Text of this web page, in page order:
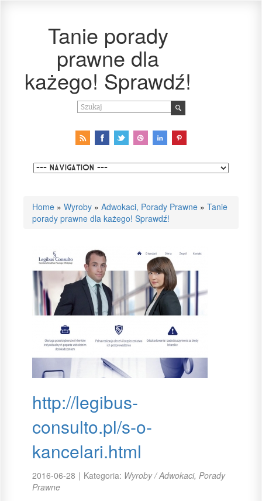
Tanie porady
prawne dla
każego! Sprawdź!
Home » Wyroby » Adwokaci, Porady Prawne » Tanie
porady prawne dla każego! Sprawdź!
http://legibus-
consulto.pl/s-o-
kancelari.html
2016-06-28 | Kategoria: Wyroby / Adwokaci, Porady
Prawne